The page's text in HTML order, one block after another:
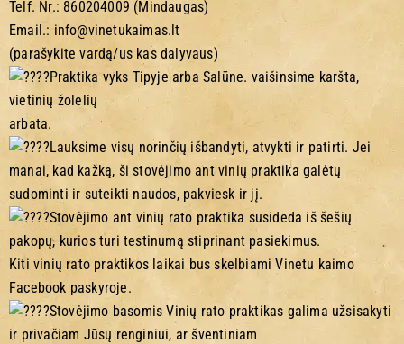
Telf. Nr.: 860204009 (Mindaugas)
Email.: info@vinetukaimas.lt
(parašykite vardą/us kas dalyvaus)
Praktika vyks Tipyje arba Salūne. vaišinsime karšta,
vietinių žolelių
arbata.
Lauksime visų norinčių išbandyti, atvykti ir patirti. Jei
manai, kad kažką, ši stovėjimo ant vinių praktika galėtų
sudominti ir suteikti naudos, pakviesk ir jį.
Stovėjimo ant vinių rato praktika susideda iš šešių
pakopų, kurios turi testinumą stiprinant pasiekimus.
Kiti vinių rato praktikos laikai bus skelbiami Vinetu kaimo
Facebook paskyroje.
Stovėjimo basomis Vinių rato praktikas galima užsisakyti
ir privačiam Jūsų renginiui, ar šventiniam